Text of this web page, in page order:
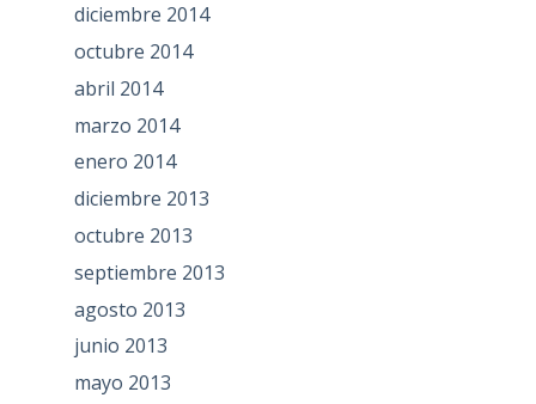
diciembre 2014
octubre 2014
abril 2014
marzo 2014
enero 2014
diciembre 2013
octubre 2013
septiembre 2013
agosto 2013
junio 2013
mayo 2013